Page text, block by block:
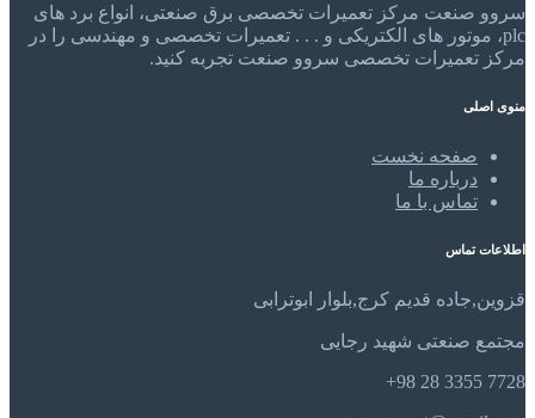
سروو صنعت مرکز تعمیرات تخصصی برق صنعتی، انواع برد های
plc، موتور های الکتریکی و . . . تعمیرات تخصصی و مهندسی را در
مرکز تعمیرات تخصصی سروو صنعت تجربه کنید.
منوی اصلی
صفحه نخست
درباره ما
تماس با ما
اطلاعات تماس
قزوین,جاده قدیم کرج,بلوار ابوترابی
مجتمع صنعتی شهید رجایی
7728 3355 28 98+